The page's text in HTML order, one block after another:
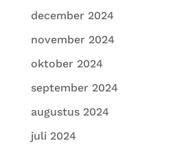
december 2024
november 2024
oktober 2024
september 2024
augustus 2024
juli 2024